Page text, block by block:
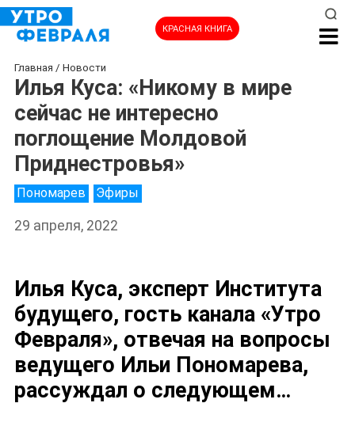
КРАСНАЯ КНИГА
Главная / Новости
Илья Куса: «Никому в мире
сейчас не интересно
поглощение Молдовой
Приднестровья»
Пономарев Эфиры
29 апреля, 2022
Илья Куса, эксперт Института
будущего, гость канала «Утро
Февраля», отвечая на вопросы
ведущего Ильи Пономарева,
рассуждал о следующем…